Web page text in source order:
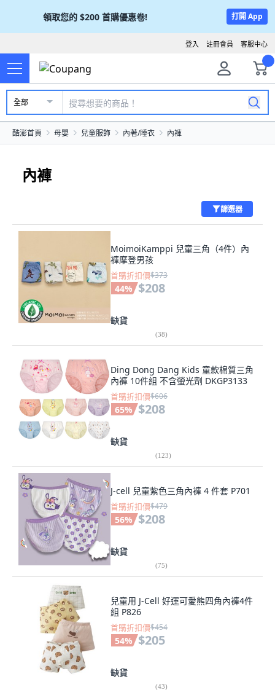
領取您的 $200 首購優惠卷! 打開 App
客服中心
註冊會員
登入
全部
酷澎首頁 母嬰 兒童服飾 內著/睡衣 內褲
內褲
篩選器
MoimoiKamppi 兒童三角（4件）內
褲摩登男孩
首購折扣價$373
44% $208
缺貨
(38)
Ding Dong Dang Kids 童款棉質三角
內褲 10件組 不含螢光劑 DKGP3133
首購折扣價$606
65% $208
缺貨
(123)
J-cell 兒童紫色三角內褲 4 件套 P701
首購折扣價$479
56% $208
缺貨
(75)
兒童用 J-Cell 好運可愛熊四角內褲4件
組 P826
首購折扣價$454
54% $205
缺貨
(43)